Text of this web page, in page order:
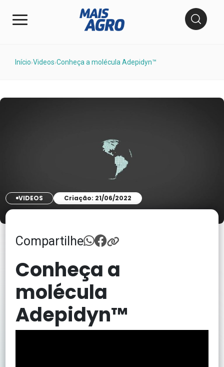
Início›Videos›Conheça a molécula Adepidyn™
VIDEOS Criação: 21/06/2022
Compartilhe
Conheça a
molécula
Adepidyn™